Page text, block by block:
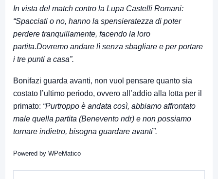
In vista del match contro la Lupa Castelli Romani:
“Spacciati o no, hanno la spensieratezza di poter
perdere tranquillamente, facendo la loro
partita.Dovremo andare lì senza sbagliare e per portare
i tre punti a casa”.
Bonifazi guarda avanti, non vuol pensare quanto sia
costato l’ultimo periodo, ovvero all’addio alla lotta per il
primato: “Purtroppo è andata così, abbiamo affrontato
male quella partita (Benevento ndr) e non possiamo
tornare indietro, bisogna guardare avanti”.
Powered by WPeMatico